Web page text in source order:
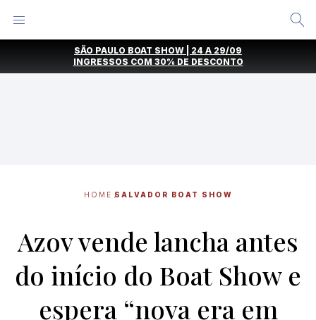
SÃO PAULO BOAT SHOW | 24 A 29/09
INGRESSOS COM 30% DE DESCONTO
HOME SALVADOR BOAT SHOW
Azov vende lancha antes
do início do Boat Show e
espera “nova era em